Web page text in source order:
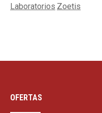
Laboratorios Zoetis
OFERTAS